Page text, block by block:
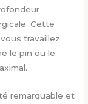
Cette
travaillez
le pin ou le
remarquable et